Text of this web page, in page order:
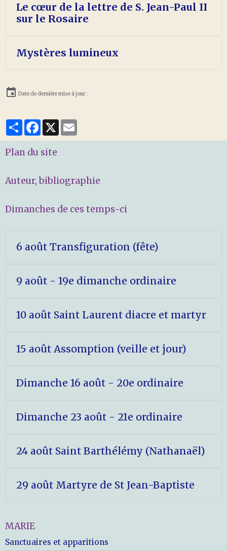
Le cœur de la lettre de S. Jean-Paul II
sur le Rosaire
Mystères lumineux
Date de dernière mise à jour :
PartagerFacebook
X
Plan du site
Auteur, bibliographie
Dimanches de ces temps-ci
6 août Transfiguration (fête)
9 août - 19e dimanche ordinaire
10 août Saint Laurent diacre et martyr
15 août Assomption (veille et jour)
Dimanche 16 août - 20e ordinaire
Dimanche 23 août - 21e ordinaire
24 août Saint Barthélémy (Nathanaël)
29 août Martyre de St Jean-Baptiste
MARIE
Sanctuaires et apparitions